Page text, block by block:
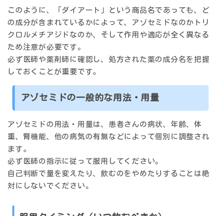
このように、「ダイアート」という商品名であっても、ど
の成分が含まれているかによって、アゾセミドなのかトリ
クロルメチアジドなのか、そして作用や適応が全く異なる
ため注意が必要です。
必ず医師や薬剤師に確認し、処方された薬の成分名を把握
しておくことが重要です。
アゾセミドの一般的な用法・用量
アゾセミドの用法・用量は、患者さんの病状、年齢、体
重、腎機能、他の病気の有無などによって個別に調整され
ます。
必ず医師の指示に従って服用してください。
自己判断で量を変えたり、飲むのをやめたりすることは絶
対にしないでください。